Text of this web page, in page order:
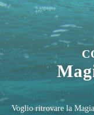
Voglio ritrovare la